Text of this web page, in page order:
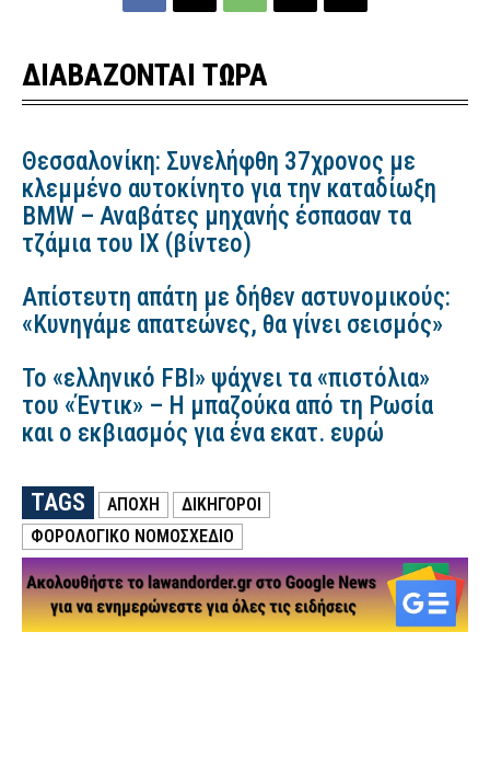
ΔΙΑΒΑΖΟΝΤΑΙ ΤΩΡΑ
Θεσσαλονίκη: Συνελήφθη 37χρονος με
κλεμμένο αυτοκίνητο για την καταδίωξη
BMW – Αναβάτες μηχανής έσπασαν τα
τζάμια του ΙΧ (βίντεο)
Απίστευτη απάτη με δήθεν αστυνομικούς:
«Κυνηγάμε απατεώνες, θα γίνει σεισμός»
Το «ελληνικό FBI» ψάχνει τα «πιστόλια»
του «Έντικ» – Η μπαζούκα από τη Ρωσία
και ο εκβιασμός για ένα εκατ. ευρώ
TAGS ΑΠΟΧΗ
ΔΙΚΗΓΟΡΟΙ
ΦΟΡΟΛΟΓΙΚΟ ΝΟΜΟΣΧΕΔΙΟ